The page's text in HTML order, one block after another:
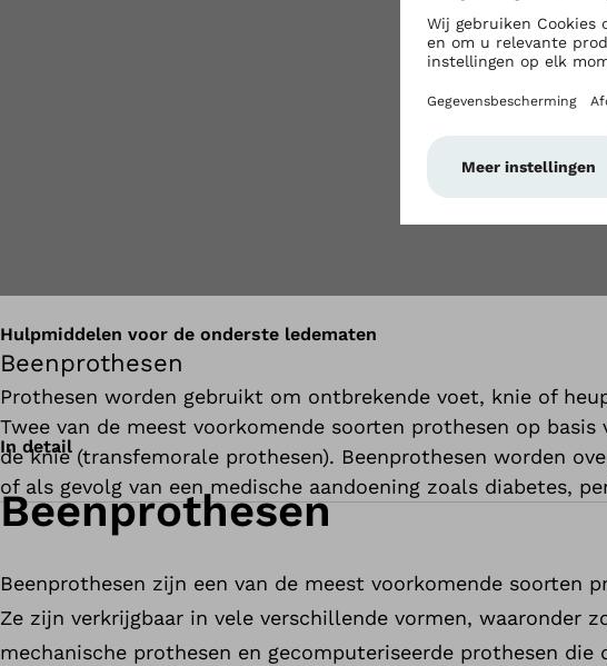
Hulpmiddelen voor de onderste ledematen
Beenprothesen
Prothesen worden gebruikt om ontbrekende voet, knie of
Twee van de meest voorkomende soorten prothesen op
de knie (transfemorale prothesen). Beenprothesen worden
of als gevolg van een medische aandoening zoals diabetes,
In detail
Beenprothesen
Beenprothesen zijn een van de meest voorkomende soorten
Ze zijn verkrijgbaar in vele verschillende vormen, waaronder
mechanische prothesen en gecomputeriseerde prothesen die